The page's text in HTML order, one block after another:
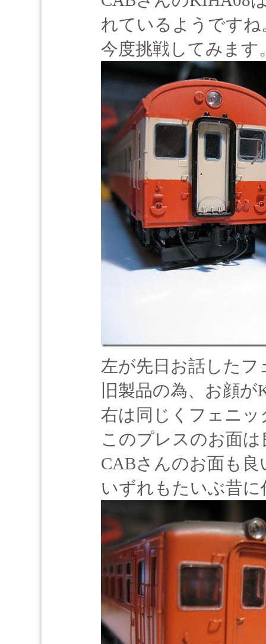
れているようですね
今度挑戦してみます
左が先日お話した
旧製品の為、お顔
右は同じくフェニ
このプレスのお面
CABさんのお面も
いずれもたいぶ昔